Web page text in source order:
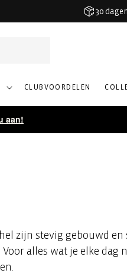
30
CLUBVOORDELEN
aan!
zijn stevig gebouwd en
alles wat je elke dag